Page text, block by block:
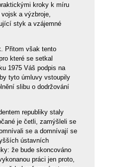
kroky k míru
a výzbroje,
styk a vzájemné
Přitom však tento
které se setkal
1975 Váš podpis na
tyto úmluvy vstoupily
slibu o dodržování
republiky staly
je četli, zamýšleli se
se a domnívají se
ústavních
že bude skoncováno
práci jen proto,